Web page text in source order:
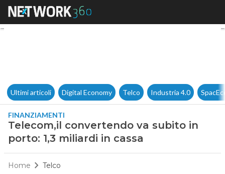
Telecom,il convertendo va
Ultimi articoli Digital Economy Telco Industria 4.0
FINANZIAMENTI
Telecom,il convertendo va subito in
porto: 1,3 miliardi in cassa
Home Telco